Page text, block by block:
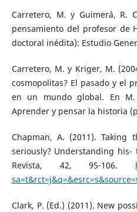
Carretero, M. y Guimerá, R.
pensamiento del profesor de
doctoral inédita): Estudio
Carretero, M. y Kriger, M.
cosmopolitas? El pasado y el
en un mundo global. En M.
Aprender y pensar la historia
Chapman, A. (2011).
seriously? Understanding
Revista, 42, 95-106.
Clark, P. (Ed.) (2011). New